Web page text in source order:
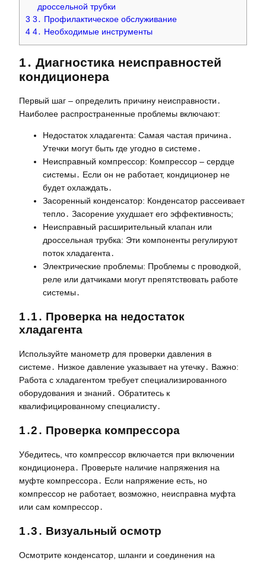
дроссельной трубки
3 3․ Профилактическое обслуживание
4 4․ Необходимые инструменты
1․ Диагностика неисправностей
кондиционера
Первый шаг – определить причину неисправности․
Наиболее распространенные проблемы включают:
Недостаток хладагента: Самая частая причина․
Утечки могут быть где угодно в системе․
Неисправный компрессор: Компрессор – сердце
системы․ Если он не работает, кондиционер не
будет охлаждать․
Засоренный конденсатор: Конденсатор рассеивает
тепло․ Засорение ухудшает его эффективность;
Неисправный расширительный клапан или
дроссельная трубка: Эти компоненты регулируют
поток хладагента․
Электрические проблемы: Проблемы с проводкой,
реле или датчиками могут препятствовать работе
системы․
1․1․ Проверка на недостаток
хладагента
Используйте манометр для проверки давления в
системе․ Низкое давление указывает на утечку․ Важно:
Работа с хладагентом требует специализированного
оборудования и знаний․ Обратитесь к
квалифицированному специалисту․
1․2․ Проверка компрессора
Убедитесь, что компрессор включается при включении
кондиционера․ Проверьте наличие напряжения на
муфте компрессора․ Если напряжение есть, но
компрессор не работает, возможно, неисправна муфта
или сам компрессор․
1․3․ Визуальный осмотр
Осмотрите конденсатор, шланги и соединения на